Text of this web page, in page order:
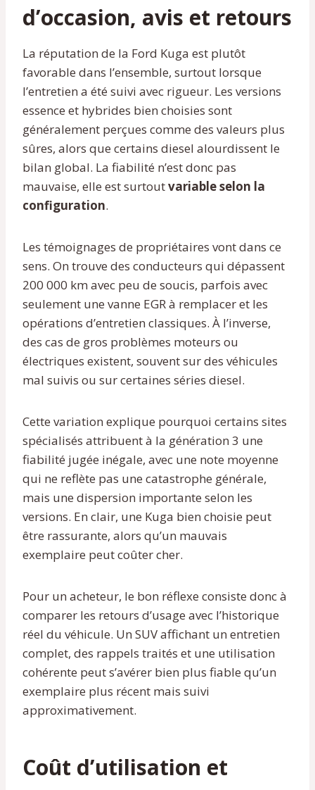
d’occasion, avis et retours
La réputation de la Ford Kuga est plutôt
favorable dans l’ensemble, surtout lorsque
l’entretien a été suivi avec rigueur. Les versions
essence et hybrides bien choisies sont
généralement perçues comme des valeurs plus
sûres, alors que certains diesel alourdissent le
bilan global. La fiabilité n’est donc pas
mauvaise, elle est surtoutvariable selon la
configuration.
Les témoignages de propriétaires vont dans ce
sens. On trouve des conducteurs qui dépassent
200 000 km avec peu de soucis, parfois avec
seulement une vanne EGR à remplacer et les
opérations d’entretien classiques. À l’inverse,
des cas de gros problèmes moteurs ou
électriques existent, souvent sur des véhicules
mal suivis ou sur certaines séries diesel.
Cette variation explique pourquoi certains sites
spécialisés attribuent à la génération 3 une
fiabilité jugée inégale, avec une note moyenne
qui ne reflète pas une catastrophe générale,
mais une dispersion importante selon les
versions. En clair, une Kuga bien choisie peut
être rassurante, alors qu’un mauvais
exemplaire peut coûter cher.
Pour un acheteur, le bon réflexe consiste donc à
comparer les retours d’usage avec l’historique
réel du véhicule. Un SUV affichant un entretien
complet, des rappels traités et une utilisation
cohérente peut s’avérer bien plus fiable qu’un
exemplaire plus récent mais suivi
approximativement.
Coût d’utilisation et